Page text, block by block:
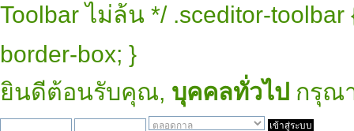
Toolbar ไม่ล้น */ .sceditor-
border-box; }
ยินดีต้อนรับคุณ, บุคคลทั่วไป กรุณ